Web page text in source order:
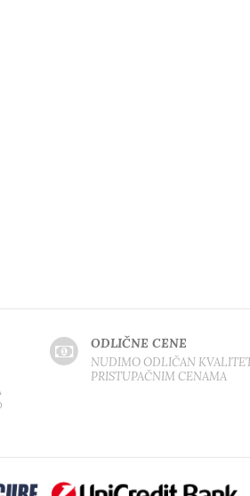
ODLIČNE CENE
NUDIMO ODLIČAN
PRISTUPAČNIM CENAMA